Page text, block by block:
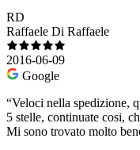
RD
Raffaele Di Raffaele
2016-06-09
Google
“Veloci nella spedizione,
5 stelle, continuate cosi,
Mi sono trovato molto